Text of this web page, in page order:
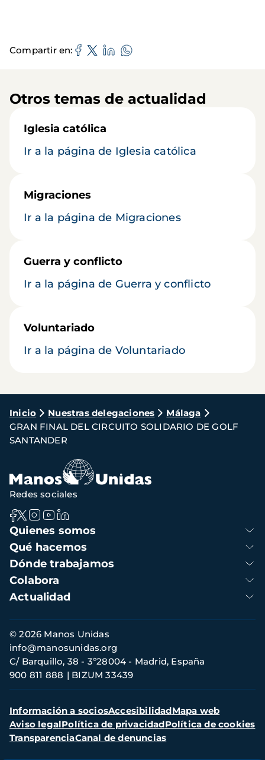
Compartir en
Otros temas de actualidad
Iglesia católica
Ir a la página de Iglesia católica
Migraciones
Ir a la página de Migraciones
Guerra y conflicto
Ir a la página de Guerra y conflicto
Voluntariado
Ir a la página de Voluntariado
Ruta
de
navegación
Inicio Nuestras delegaciones
Málaga
GRAN FINAL DEL CIRCUITO SOLIDARIO DE GOLF
SANTANDER
Navegación
principal
Quienes somos
Qué hacemos
Dónde trabajamos
Colabora
Actualidad
Redes sociales
Información
de
contacto
© 2026 Manos Unidas
C/ Barquillo, 38 - 3º28004 - Madrid, España
900 811 888
BIZUM 33439
info@manosunidas.org
Menú
secundario
Información a sociosAccesibilidadMapa web
Aviso legalPolítica de privacidadPolítica de cookies
TransparenciaCanal de denuncias